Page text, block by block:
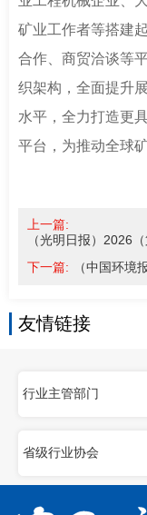
矿业工作者等搭建
合作、商贸洽谈等
织架构，全面提升
水平，全力打造更
平台，为推动全球
上一篇:
（光明日报）2026
下一篇:
（中国环境
友情链接